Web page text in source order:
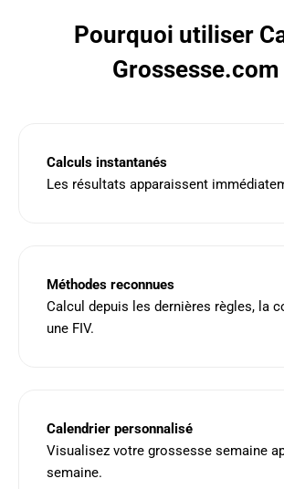
Pourquoi utiliser
Grossesse.com
Calculs instantanés
Les résultats apparaissent
Méthodes reconnues
Calcul depuis les dernières règles, la
une FIV.
Calendrier personnalisé
Visualisez votre grossesse semaine
semaine.